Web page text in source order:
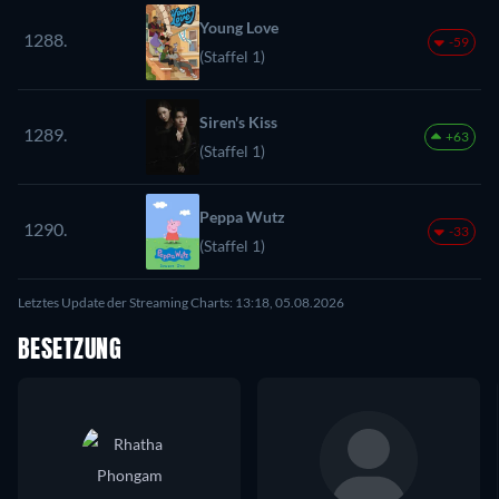
1288.
Young Love
(Staffel 1)
-59
1289.
Siren's Kiss
(Staffel 1)
+63
1290.
Peppa Wutz
(Staffel 1)
-33
Letztes Update der Streaming Charts: 13:18, 05.08.2026
BESETZUNG